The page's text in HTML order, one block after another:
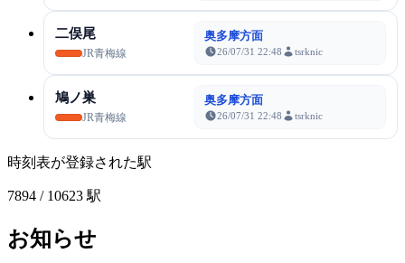
二俣尾
JR青梅線
奥多摩方面
26/07/31 22:48 tsrknic
鳩ノ巣
JR青梅線
奥多摩方面
26/07/31 22:48 tsrknic
時刻表が登録された駅
7894 / 10623 駅
お知らせ